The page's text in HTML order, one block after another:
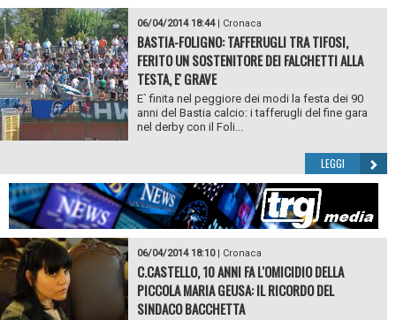
06/04/2014 18:44| Cronaca
BASTIA-FOLIGNO: TAFFERUGLI TRA TIFOSI,
FERITO UN SOSTENITORE DEI FALCHETTI ALLA
TESTA, E' GRAVE
E` finita nel peggiore dei modi la festa dei 90
anni del Bastia calcio: i tafferugli del fine gara
nel derby con il Foli...
LEGGI
06/04/2014 18:10| Cronaca
C.CASTELLO, 10 ANNI FA L'OMICIDIO DELLA
PICCOLA MARIA GEUSA: IL RICORDO DEL
SINDACO BACCHETTA